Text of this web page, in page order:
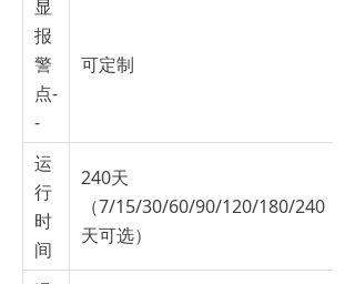
显
报
警
点-
-
可定制
运
行
时
间
240天
（7/15/30/60/90/120/180/240
天可选）